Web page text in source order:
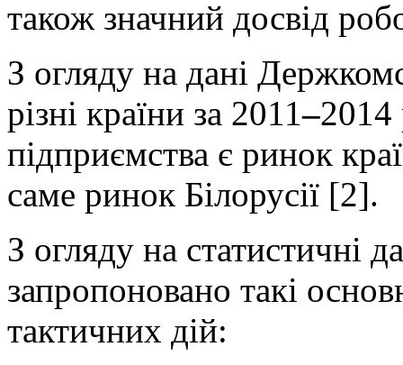
також значний досвід
З огляду на дані
різні країни за 2011–2014
підприємства є ринок
саме ринок Білорусії [2].
З огляду на статистичні
запропоновано такі
тактичних дій: